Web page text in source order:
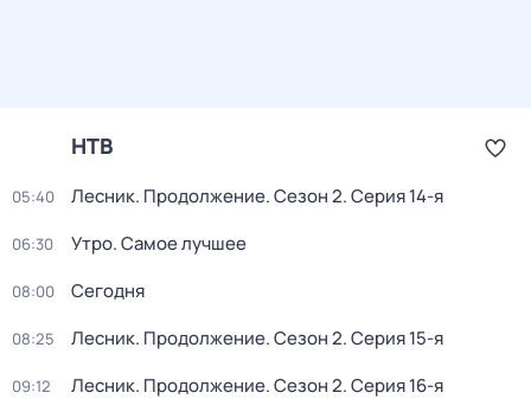
НТВ
05:40 Лесник. Продолжение. Сезон 2. Серия 14-я
06:30 Утро. Самое лучшее
08:00 Сегодня
08:25 Лесник. Продолжение. Сезон 2. Серия 15-я
09:12 Лесник. Продолжение. Сезон 2. Серия 16-я